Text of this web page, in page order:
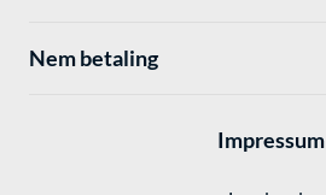
Nem betaling
Impressum